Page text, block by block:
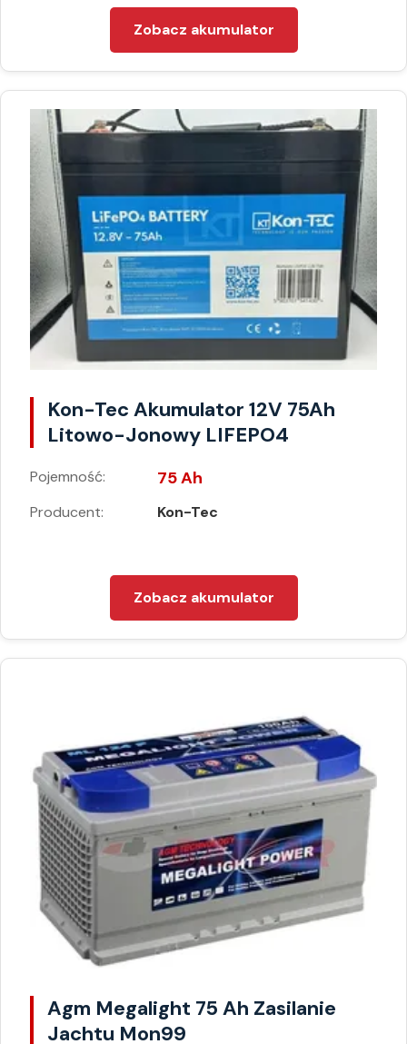
Zobacz akumulator
Kon-Tec Akumulator 12V 75Ah
Litowo-Jonowy LIFEPO4
Pojemność: 75 Ah
Producent: Kon-Tec
Zobacz akumulator
Agm Megalight 75 Ah Zasilanie
Jachtu Mon99